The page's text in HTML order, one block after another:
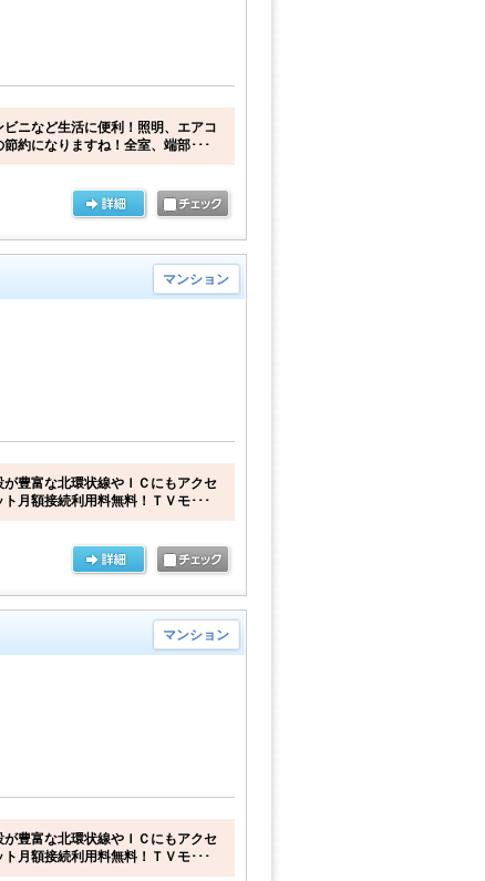
ニなど生活に便利！照明、エアコ
約になりますね！全室、端部･･･
マンション
豊富な北環状線やＩＣにもアクセ
月額接続利用料無料！ＴＶモ･･･
マンション
豊富な北環状線やＩＣにもアクセ
月額接続利用料無料！ＴＶモ･･･